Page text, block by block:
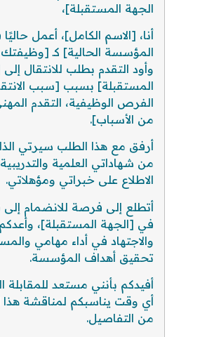
الجهة المستقبلة]،
أنا، [الاسم الكامل]، أعمل
المؤسسة الحالية] كـ [وظيفتك
وأود التقدم بطلب للانتقال
المستقبلة] بسبب [سبب
الفرص الوظيفية، التقدم
من الأسباب].
أرفق مع هذا الطلب سيرتي
من شهاداتي العلمية
الاطلاع على خبراتي ومؤهلاتي.
أتطلع إلى فرصة للانضمام
في [الجهة المستقبلة]، وأعدكم
والاجتهاد في أداء مهامي
تحقيق أهداف المؤسسة.
أفيدكم بأنني مستعد
أي وقت يناسبكم لمناقشة هذا
من التفاصيل.